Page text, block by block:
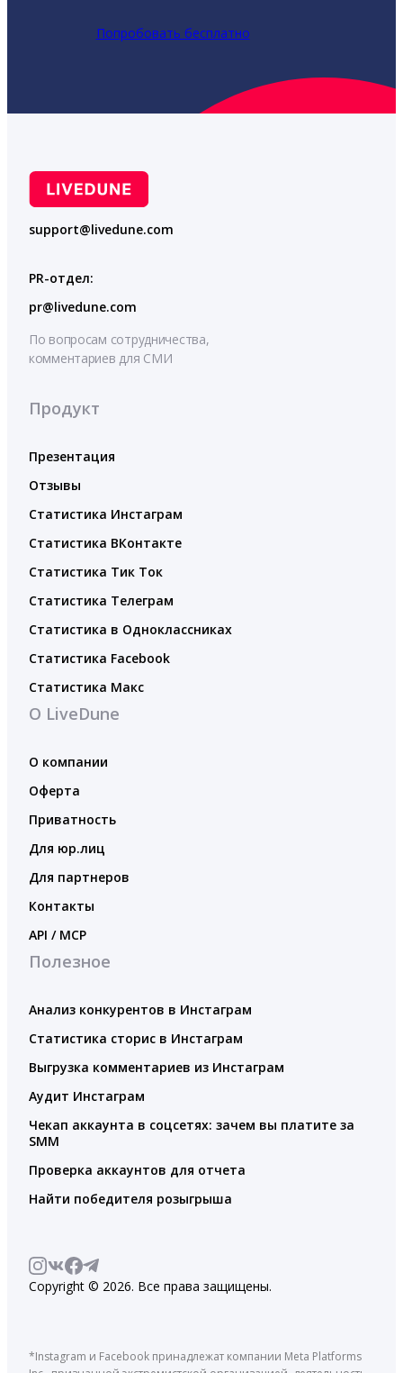
Попробовать бесплатно
support@livedune.com
PR-отдел:
pr@livedune.com
По вопросам сотрудничества,
комментариев для СМИ
Продукт
Презентация
Отзывы
Статистика Инстаграм
Статистика ВКонтакте
Статистика Тик Ток
Статистика Телеграм
Статистика в Одноклассниках
Статистика Facebook
Статистика Макс
О LiveDune
О компании
Оферта
Приватность
Для юр.лиц
Для партнеров
Контакты
API / MCP
Полезное
Анализ конкурентов в Инстаграм
Статистика сторис в Инстаграм
Выгрузка комментариев из Инстаграм
Аудит Инстаграм
Чекап аккаунта в соцсетях: зачем вы платите за
SMM
Проверка аккаунтов для отчета
Найти победителя розыгрыша
Copyright © 2026. Все права защищены.
*Instagram и Facebook принадлежат компании Meta Platforms